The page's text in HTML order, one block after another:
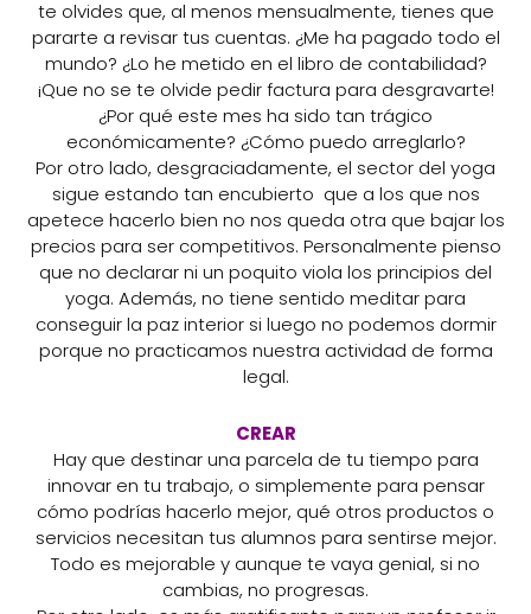
te olvides que, al menos mensualmente, tienes que
pararte a revisar tus cuentas. ¿Me ha pagado todo el
mundo? ¿Lo he metido en el libro de contabilidad?
¡Que no se te olvide pedir factura para desgravarte!
¿Por qué este mes ha sido tan trágico
económicamente? ¿Cómo puedo arreglarlo?
Por otro lado, desgraciadamente, el sector del yoga
sigue estando tan encubierto que a los que nos
apetece hacerlo bien no nos queda otra que bajar los
precios para ser competitivos. Personalmente pienso
que no declarar ni un poquito viola los principios del
yoga. Además, no tiene sentido meditar para
conseguir la paz interior si luego no podemos dormir
porque no practicamos nuestra actividad de forma
legal.
CREAR
Hay que destinar una parcela de tu tiempo para
innovar en tu trabajo, o simplemente para pensar
cómo podrías hacerlo mejor, qué otros productos o
servicios necesitan tus alumnos para sentirse mejor.
Todo es mejorable y aunque te vaya genial, si no
cambias, no progresas.